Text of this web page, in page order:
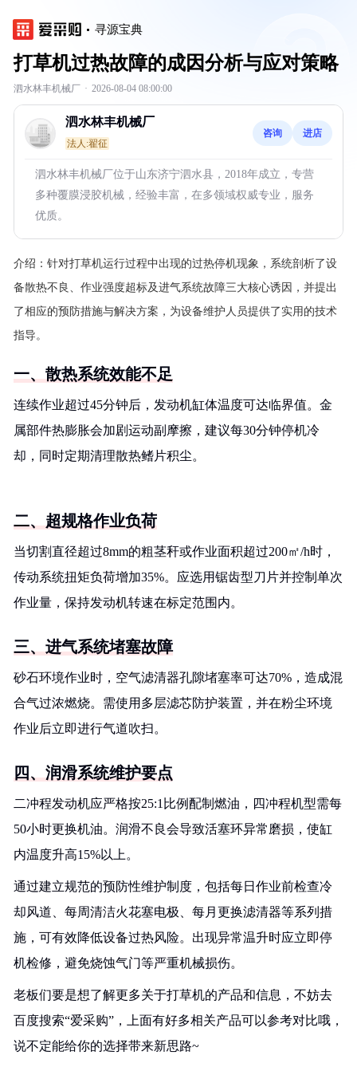
寻源宝典
打草机过热故障的成因分析与应对策略
泗水林丰机械厂 · 2026-08-04 08:00:00
泗水林丰机械厂
法人:翟征
咨询 进店
泗水林丰机械厂位于山东济宁泗水县，2018年成立，专营
多种覆膜浸胶机械，经验丰富，在多领域权威专业，服务
优质。
介绍： 针对打草机运行过程中出现的过热停机现象，系统剖析了设
备散热不良、作业强度超标及进气系统故障三大核心诱因，并提出
了相应的预防措施与解决方案，为设备维护人员提供了实用的技术
指导。
一、散热系统效能不足
连续作业超过45分钟后，发动机缸体温度可达临界值。金
属部件热膨胀会加剧运动副摩擦，建议每30分钟停机冷
却，同时定期清理散热鳍片积尘。
二、超规格作业负荷
当切割直径超过8mm的粗茎秆或作业面积超过200㎡/h时，
传动系统扭矩负荷增加35%。应选用锯齿型刀片并控制单次
作业量，保持发动机转速在标定范围内。
三、进气系统堵塞故障
砂石环境作业时，空气滤清器孔隙堵塞率可达70%，造成混
合气过浓燃烧。需使用多层滤芯防护装置，并在粉尘环境
作业后立即进行气道吹扫。
四、润滑系统维护要点
二冲程发动机应严格按25:1比例配制燃油，四冲程机型需每
50小时更换机油。润滑不良会导致活塞环异常磨损，使缸
内温度升高15%以上。
通过建立规范的预防性维护制度，包括每日作业前检查冷
却风道、每周清洁火花塞电极、每月更换滤清器等系列措
施，可有效降低设备过热风险。出现异常温升时应立即停
机检修，避免烧蚀气门等严重机械损伤。
老板们要是想了解更多关于打草机的产品和信息，不妨去
百度搜索“爱采购”，上面有好多相关产品可以参考对比哦，
说不定能给你的选择带来新思路~